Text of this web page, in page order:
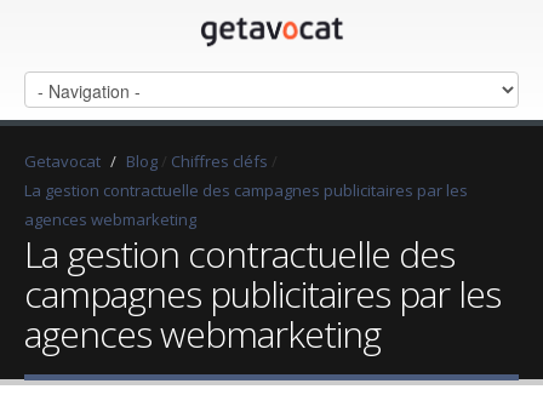
Getavocat / Blog / Chiffres cléfs /
La gestion contractuelle des campagnes publicitaires par les
agences webmarketing
La gestion contractuelle des
campagnes publicitaires par les
agences webmarketing